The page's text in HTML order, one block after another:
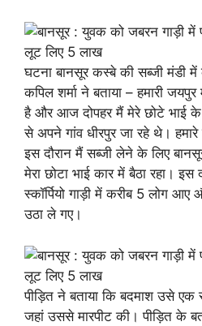
घटना बानसूर कस्बे की सब्जी मंडी
कपिल शर्मा ने बताया – हमारी
है और आज दोपहर मैं मेरे छोटे भाई
से अपने गांव धीरपुर जा रहे थे।
इस दौरान मैं सब्जी लेने के लिए
मेरा छोटा भाई कार में बैठा रहा।
स्कॉर्पियो गाड़ी में करीब 5 लोग
उठा ले गए।
पीड़ित ने बताया कि बदमाश उसे
जहां उससे मारपीट की। पीड़ित के